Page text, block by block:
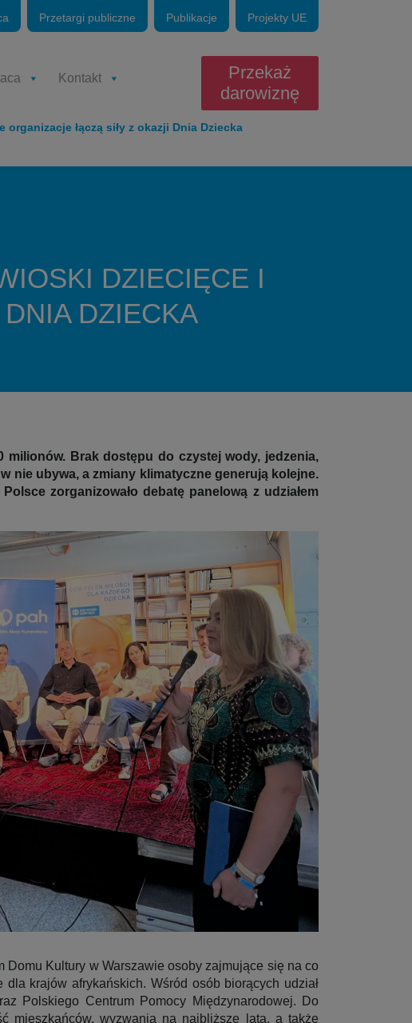
Przetargi publiczne Publikacje Projekty UE
Kontakt
Przekaż
darowiznę
łączą siły z okazji Dnia Dziecka
DZIECIĘCE I
DZIECKA
milionów. Brak dostępu do czystej wody, jedzenia,
nie ubywa, a zmiany klimatyczne generują kolejne.
zorganizowało debatę panelową z udziałem
Domu Kultury w Warszawie osoby zajmujące się na co
krajów afrykańskich. Wśród osób biorących udział
Polskiego Centrum Pomocy Międzynarodowej. Do
mieszkańców, wyzwania na najbliższe lata, a także